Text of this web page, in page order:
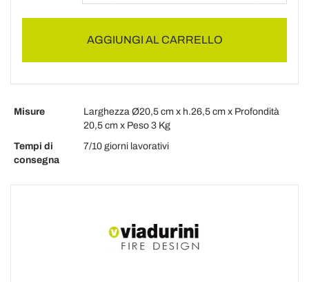
AGGIUNGI AL CARRELLO
Misure
Larghezza Ø20,5 cm x h.26,5 cm x Profondità
20,5 cm x Peso 3 Kg
Tempi di
consegna
7/10 giorni lavorativi